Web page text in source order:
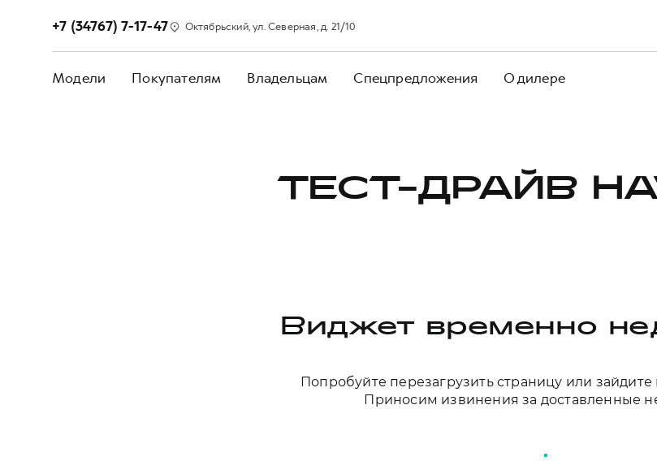
+7 (34767) 7-17-47 Октябрьский, ул. Северная, д. 21/10
Модели Покупателям Владельцам Спецпредложения О дилере
ТЕСТ-ДРАЙВ
Виджет временно
Попробуйте перезагрузить страницу или
Приносим извинения за доставленные
ПЕРЕЗАГРУЗИТЬ СТРАНИЦУ